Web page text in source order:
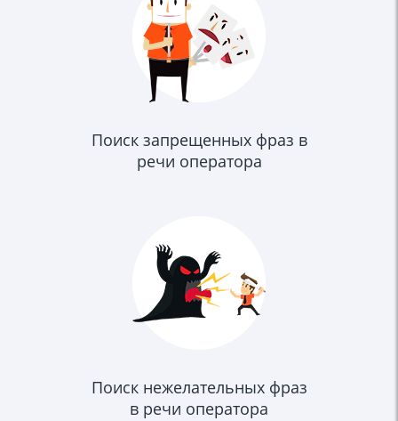
Поиск запрещенных фраз в
речи оператора
Поиск нежелательных фраз
в речи оператора